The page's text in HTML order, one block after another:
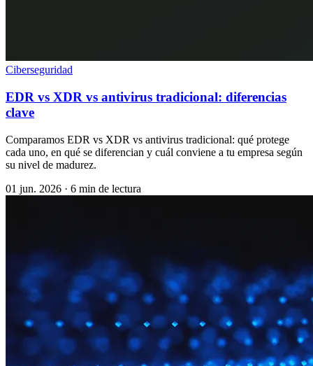
Ciberseguridad
EDR vs XDR vs antivirus tradicional: diferencias
clave
Comparamos EDR vs XDR vs antivirus tradicional: qué protege
cada uno, en qué se diferencian y cuál conviene a tu empresa según
su nivel de madurez.
01 jun. 2026 · 6 min de lectura